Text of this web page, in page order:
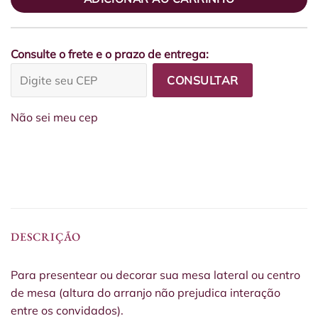
Consulte o frete e o prazo de entrega:
CONSULTAR
Não sei meu cep
DESCRIÇÃO
Para presentear ou decorar sua mesa lateral ou centro
de mesa (altura do arranjo não prejudica interação
entre os convidados).